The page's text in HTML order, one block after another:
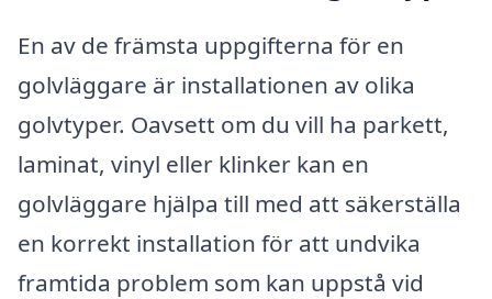
En av de främsta uppgifterna för en
golvläggare är installationen av olika
golvtyper. Oavsett om du vill ha parkett,
laminat, vinyl eller klinker kan en
golvläggare hjälpa till med att säkerställa
en korrekt installation för att undvika
framtida problem som kan uppstå vid